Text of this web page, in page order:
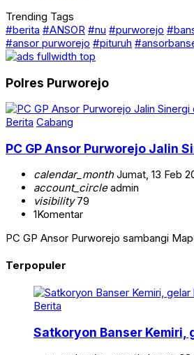
Trending Tags
#berita #ANSOR #nu #purworejo
#ansor purworejo #pituruh
Polres Purworejo
Berita Cabang
PC GP Ansor Purworejo Jalin
calendar_monthJumat, 13 Feb
account_circleadmin
visibility79
1Komentar
PC GP Ansor Purworejo sambangi
Terpopuler
Berita
Satkoryon Banser Kemiri,